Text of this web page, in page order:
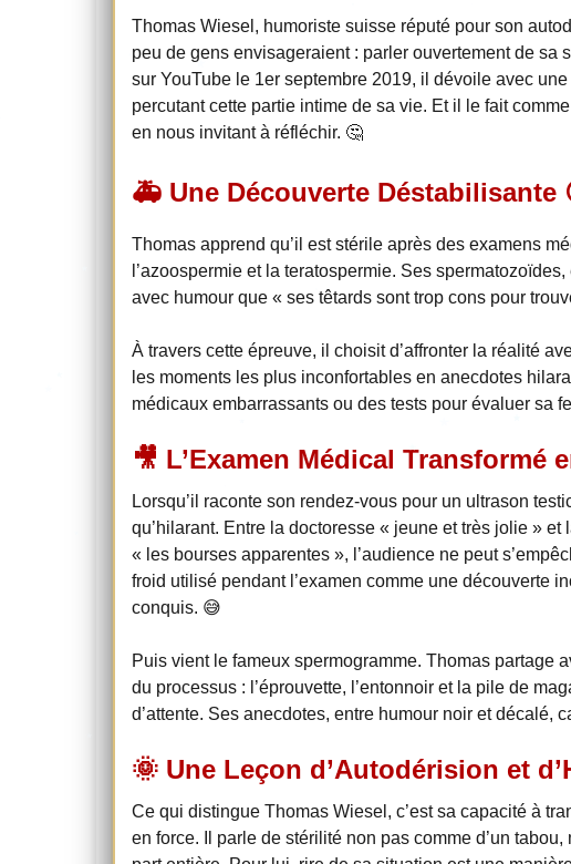
Thomas Wiesel, humoriste suisse réputé pour son
peu de gens envisageraient : parler ouvertement de sa
sur YouTube le 1er septembre 2019, il dévoile avec
percutant cette partie intime de sa vie. Et il le fait
en nous invitant à réfléchir. 🤔
🚑 Une Découverte Déstabilisante
Thomas apprend qu’il est stérile après des examens
l’azoospermie et la teratospermie. Ses
avec humour que « ses têtards sont trop cons pour
À travers cette épreuve, il choisit d’affronter la réalité
les moments les plus inconfortables en anecdotes
médicaux embarrassants ou des tests pour évaluer sa
🎥 L’Examen Médical Transformé
Lorsqu’il raconte son rendez-vous pour un ultrason
qu’hilarant. Entre la doctoresse « jeune et très jolie »
« les bourses apparentes », l’audience ne peut
froid utilisé pendant l’examen comme une découverte
conquis. 😅
Puis vient le fameux spermogramme. Thomas partage
du processus : l’éprouvette, l’entonnoir et la pile de
d’attente. Ses anecdotes, entre humour noir et décalé,
🌞 Une Leçon d’Autodérision et
Ce qui distingue Thomas Wiesel, c’est sa capacité à
en force. Il parle de stérilité non pas comme d’un